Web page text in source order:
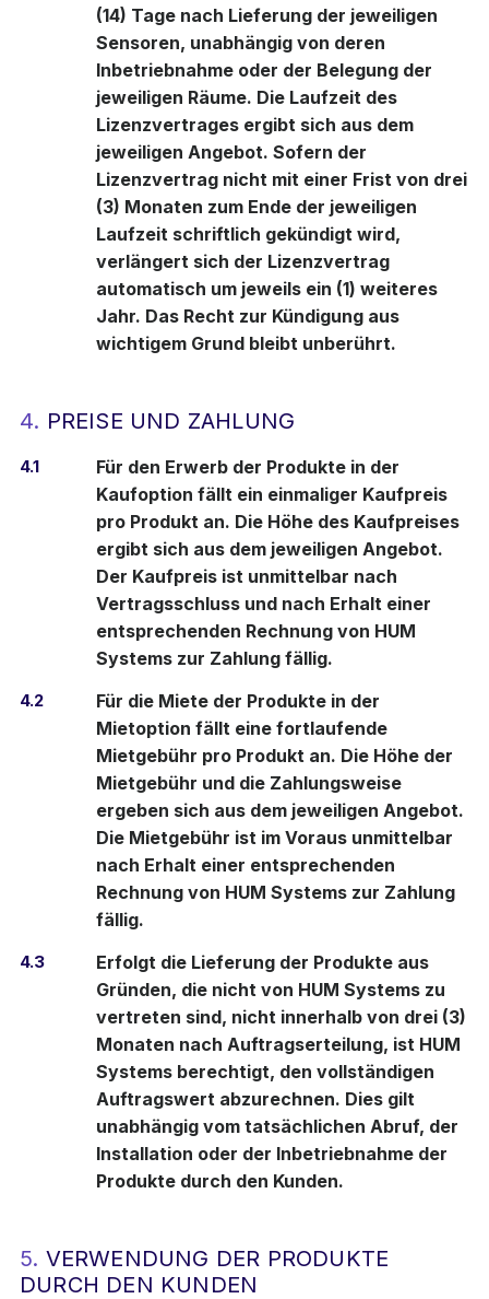
(14) Tage nach Lieferung der jeweiligen
Sensoren, unabhängig von deren
Inbetriebnahme oder der Belegung der
jeweiligen Räume. Die Laufzeit des
Lizenzvertrages ergibt sich aus dem
jeweiligen Angebot. Sofern der
Lizenzvertrag nicht mit einer Frist von drei
(3) Monaten zum Ende der jeweiligen
Laufzeit schriftlich gekündigt wird,
verlängert sich der Lizenzvertrag
automatisch um jeweils ein (1) weiteres
Jahr. Das Recht zur Kündigung aus
wichtigem Grund bleibt unberührt.
4. PREISE UND ZAHLUNG
4.1
Für den Erwerb der Produkte in der
Kaufoption fällt ein einmaliger Kaufpreis
pro Produkt an. Die Höhe des Kaufpreises
ergibt sich aus dem jeweiligen Angebot.
Der Kaufpreis ist unmittelbar nach
Vertragsschluss und nach Erhalt einer
entsprechenden Rechnung von HUM
Systems zur Zahlung fällig.
4.2
Für die Miete der Produkte in der
Mietoption fällt eine fortlaufende
Mietgebühr pro Produkt an. Die Höhe der
Mietgebühr und die Zahlungsweise
ergeben sich aus dem jeweiligen Angebot.
Die Mietgebühr ist im Voraus unmittelbar
nach Erhalt einer entsprechenden
Rechnung von HUM Systems zur Zahlung
fällig.
4.3
Erfolgt die Lieferung der Produkte aus
Gründen, die nicht von HUM Systems zu
vertreten sind, nicht innerhalb von drei (3)
Monaten nach Auftragserteilung, ist HUM
Systems berechtigt, den vollständigen
Auftragswert abzurechnen. Dies gilt
unabhängig vom tatsächlichen Abruf, der
Installation oder der Inbetriebnahme der
Produkte durch den Kunden.
5. VERWENDUNG DER PRODUKTE
DURCH DEN KUNDEN